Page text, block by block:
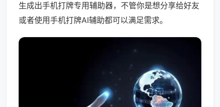
生成出手机打牌专用辅助器，不管你是想分享给好友
或者使用手机打牌AI辅助都可以满足需求。